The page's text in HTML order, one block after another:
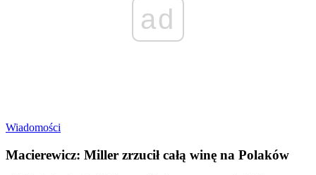
ad
Wiadomości
Macierewicz: Miller zrzucił całą winę na Polaków